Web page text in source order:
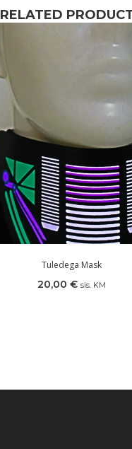
RELATED
Tuledega Mask
20,00 € sis. KM